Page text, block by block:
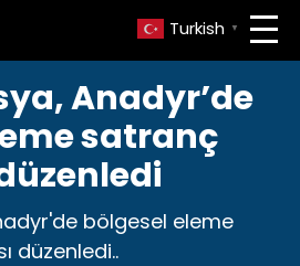
Turkish ▼
Anadyr’de
satranç
bölgesel eleme
düzenledi..